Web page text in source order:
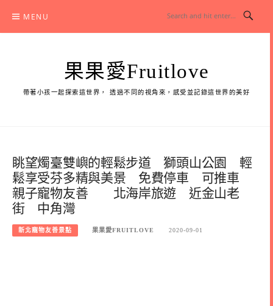
content
MENU
果果愛Fruitlove
帶著小孩一起探索這世界， 透過不同的視角來，感受並記錄這世界的美好
眺望燭臺雙嶼的輕鬆步道 獅頭山公園 輕
鬆享受芬多精與美景 免費停車 可推車
親子寵物友善 北海岸旅遊 近金山老
街 中角灣
新北寵物友善景點 果果愛FRUITLOVE 2020-09-01